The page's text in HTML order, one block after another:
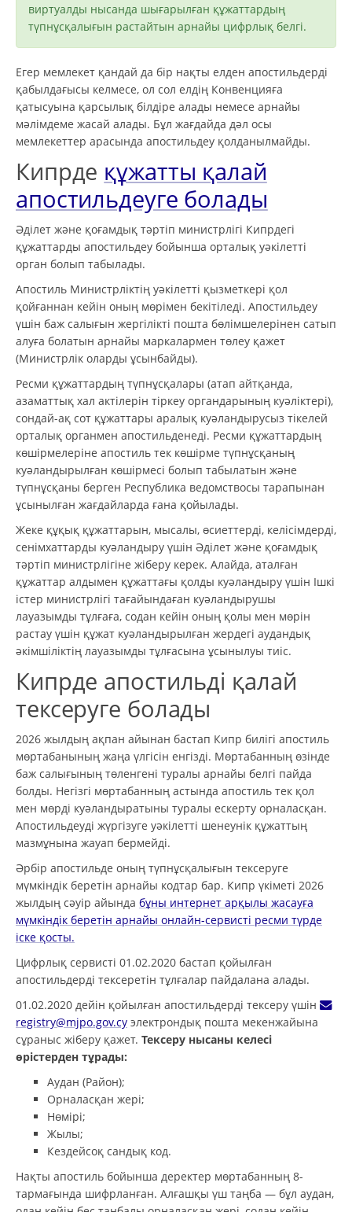
виртуалды нысанда шығарылған құжаттардың
түпнұсқалығын растайтын арнайы цифрлық белгі.
Егер мемлекет қандай да бір нақты елден апостильдерді
қабылдағысы келмесе, ол сол елдің Конвенцияға
қатысуына қарсылық білдіре алады немесе арнайы
мәлімдеме жасай алады. Бұл жағдайда дәл осы
мемлекеттер арасында апостильдеу қолданылмайды.
Кипрде құжатты қалай
апостильдеуге болады
Әділет және қоғамдық тәртіп министрлігі Кипрдегі
құжаттарды апостильдеу бойынша орталық уәкілетті
орган болып табылады.
Апостиль Министрліктің уәкілетті қызметкері қол
қойғаннан кейін оның мөрімен бекітіледі. Апостильдеу
үшін баж салығын жергілікті пошта бөлімшелерінен сатып
алуға болатын арнайы маркалармен төлеу қажет
(Министрлік оларды ұсынбайды).
Ресми құжаттардың түпнұсқалары (атап айтқанда,
азаматтық хал актілерін тіркеу органдарының куәліктері),
сондай-ақ сот құжаттары аралық куәландырусыз тікелей
орталық органмен апостильденеді. Ресми құжаттардың
көшірмелеріне апостиль тек көшірме түпнұсқаның
куәландырылған көшірмесі болып табылатын және
түпнұсқаны берген Республика ведомствосы тарапынан
ұсынылған жағдайларда ғана қойылады.
Жеке құқық құжаттарын, мысалы, өсиеттерді, келісімдерді,
сенімхаттарды куәландыру үшін Әділет және қоғамдық
тәртіп министрлігіне жіберу керек. Алайда, аталған
құжаттар алдымен құжаттағы қолды куәландыру үшін Ішкі
істер министрлігі тағайындаған куәландырушы
лауазымды тұлғаға, содан кейін оның қолы мен мөрін
растау үшін құжат куәландырылған жердегі аудандық
әкімшіліктің лауазымды тұлғасына ұсынылуы тиіс.
Кипрде апостильді қалай
тексеруге болады
2026 жылдың ақпан айынан бастап Кипр билігі апостиль
мөртабанының жаңа үлгісін енгізді. Мөртабанның өзінде
баж салығының төленгені туралы арнайы белгі пайда
болды. Негізгі мөртабанның астында апостиль тек қол
мен мөрді куәландыратыны туралы ескерту орналасқан.
Апостильдеуді жүргізуге уәкілетті шенеунік құжаттың
мазмұнына жауап бермейді.
Әрбір апостильде оның түпнұсқалығын тексеруге
мүмкіндік беретін арнайы кодтар бар. Кипр үкіметі 2026
жылдың сәуір айында бұны интернет арқылы жасауға
мүмкіндік беретін арнайы онлайн-сервисті ресми түрде
іске қосты.
Цифрлық сервисті 01.02.2020 бастап қойылған
апостильдерді тексеретін тұлғалар пайдалана алады.
01.02.2020 дейін қойылған апостильдерді тексеру үшін
registry@mjpo.gov.cy электрондық пошта мекенжайына
сұраныс жіберу қажет. Тексеру нысаны келесі
өрістерден тұрады:
Аудан (Район);
Орналасқан жері;
Нөмірі;
Жылы;
Кездейсоқ сандық код.
Нақты апостиль бойынша деректер мөртабанның 8-
тармағында шифрланған. Алғашқы үш таңба — бұл аудан,